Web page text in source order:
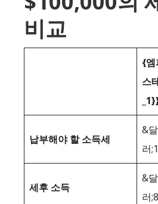
비교
{엠
스
납부해야 할 소득세
&달
러
세후 소득
&달
러